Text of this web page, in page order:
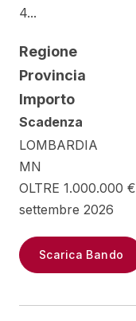
4...
Regione
Provincia
Importo
Scadenza
LOMBARDIA
MN
OLTRE 1.000.000 €
settembre 2026
Scarica Bando